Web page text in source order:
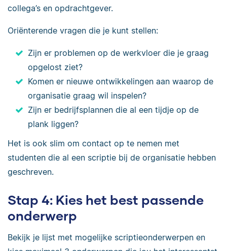
collega’s en opdrachtgever.
Oriënterende vragen die je kunt stellen:
Zijn er problemen op de werkvloer die je graag
opgelost ziet?
Komen er nieuwe ontwikkelingen aan waarop de
organisatie graag wil inspelen?
Zijn er bedrijfsplannen die al een tijdje op de
plank liggen?
Het is ook slim om contact op te nemen met
studenten die al een scriptie bij de organisatie hebben
geschreven.
Stap 4: Kies het best passende
onderwerp
Bekijk je lijst met mogelijke scriptieonderwerpen en